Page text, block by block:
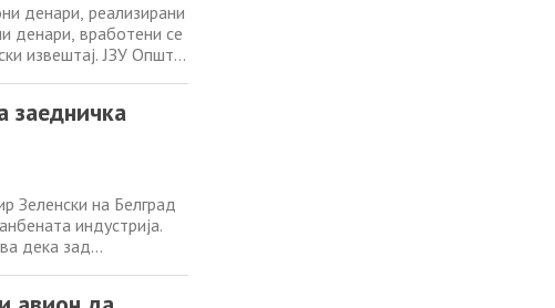
денари, реализирани
денари, вработени се
извештај. ЈЗУ Општа
заедничка
Зеленски на Белград
индустрија.
дека зад